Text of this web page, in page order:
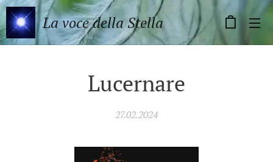
La voce della Stella
Lucernare
27.02.2024